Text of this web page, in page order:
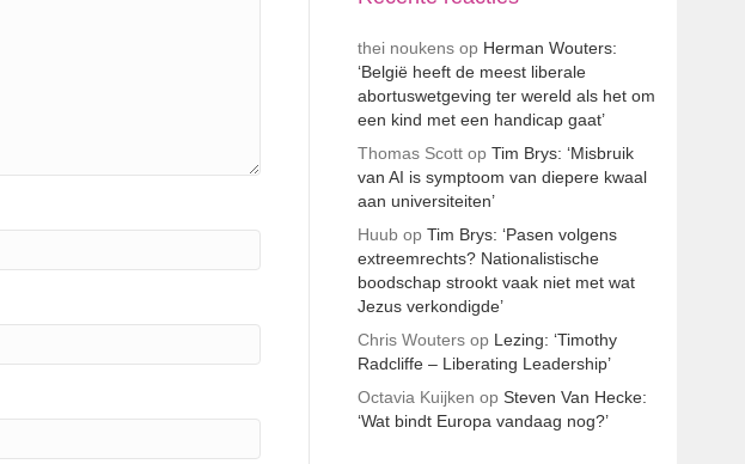
thei noukensop Herman Wouters:
‘België heeft de meest liberale
abortuswetgeving ter wereld als het om
een kind met een handicap gaat’
Thomas Scottop Tim Brys: ‘Misbruik
van AI is symptoom van diepere kwaal
aan universiteiten’
Huubop Tim Brys: ‘Pasen volgens
extreemrechts? Nationalistische
boodschap strookt vaak niet met wat
Jezus verkondigde’
Chris Woutersop Lezing: ‘Timothy
Radcliffe – Liberating Leadership’
Octavia Kuijken op Steven Van Hecke:
‘Wat bindt Europa vandaag nog?’